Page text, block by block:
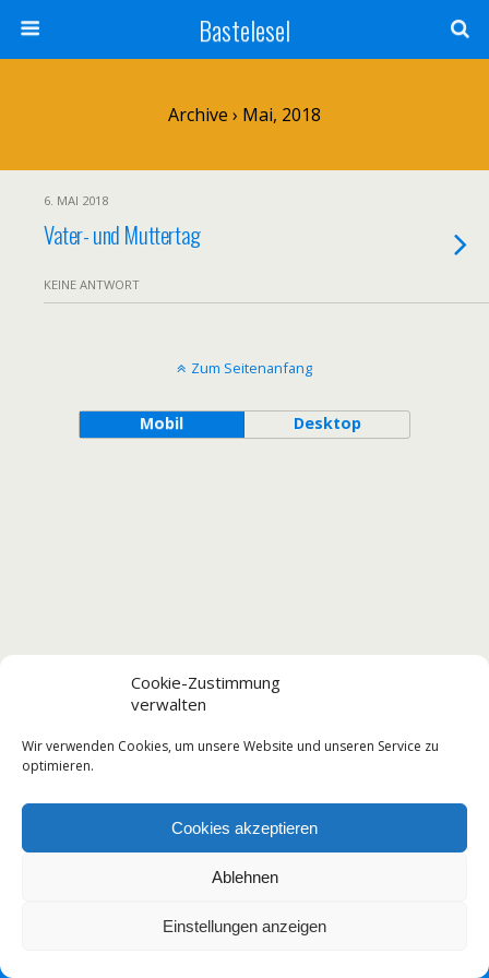
Cookie-Zustimmung
verwalten
Wir verwenden Cookies, um unsere Website und unseren Service zu
optimieren.
Cookies akzeptieren
Ablehnen
Einstellungen anzeigen
Bastelesel
Archive › Mai, 2018
6. MAI 2018
Vater- und Muttertag
KEINE ANTWORT
Zum Seitenanfang
Mobil Desktop